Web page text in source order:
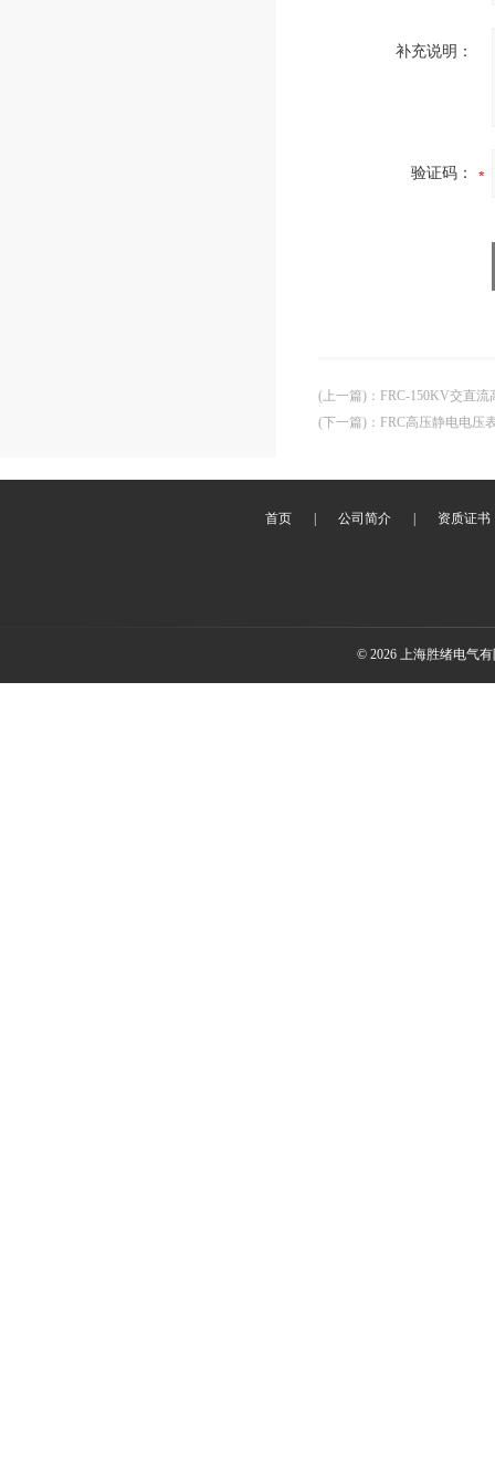
补充说明：
验证码：
(上一篇) ： FRC-150KV交直流
(下一篇) ： FRC高压静电电压
首页 公司简介 资质证书
© 2026 上海胜绪电气